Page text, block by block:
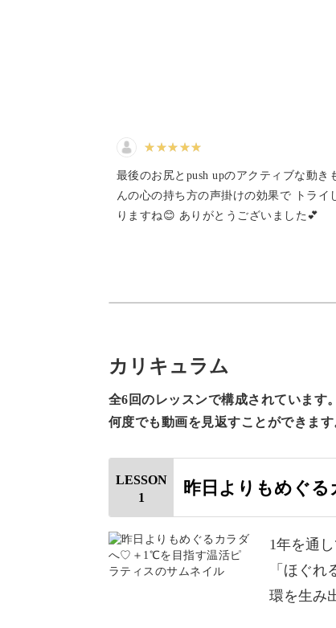
そのようなお悩みを抱えているの
そんなつらい悩みも、ピラティス
ペシャルケアが叶いますよ。
そもそもピラティスって
今では聞き馴染みの多い言葉です
です。
ピラティスとは、日本では体幹ト
最後のお尻とpush upのアクティブな動き
んの心の持ち方の声掛けの効果で トライ
りますね😊 ありがとうございました💕
カリキュラム
全6回のレッスンで構成されています。
何度でも動画を見返すことができます
LESSON
1
昨日よりもめぐ
1年を通
「ほぐ
環を生み